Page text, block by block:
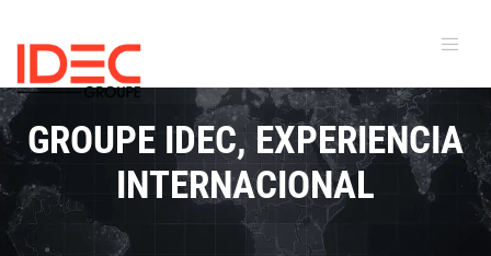
GROUPE IDEC, EXPERIENCIA
INTERNACIONAL